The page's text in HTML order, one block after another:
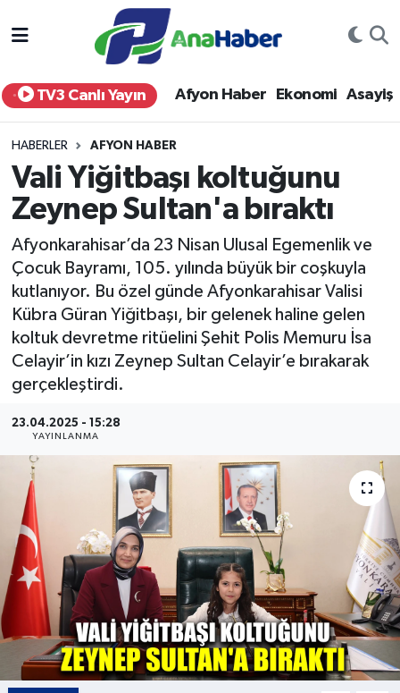
TV3 Canlı Yayın Afyon Haber Ekonomi Asayiş
HABERLER AFYON HABER
Vali Yiğitbaşı koltuğunu
Zeynep Sultan'a bıraktı
Afyonkarahisar’da 23 Nisan Ulusal Egemenlik ve
Çocuk Bayramı, 105. yılında büyük bir coşkuyla
kutlanıyor. Bu özel günde Afyonkarahisar Valisi
Kübra Güran Yiğitbaşı, bir gelenek haline gelen
koltuk devretme ritüelini Şehit Polis Memuru İsa
Celayir’in kızı Zeynep Sultan Celayir’e bırakarak
gerçekleştirdi.
23.04.2025 - 15:28
YAYINLANMA
Yurt Haber
Afyon Haber
Siyaset
Spor
Eğitim
Sağlık
Teknoloji
Kültür - Sanat
Afyonkarahisar Nöbetçi Eczaneler
Afyonkarahisar Hava Durumu
Afyonkarahisar Trafik Yoğunluk Haritası
Süper Lig Puan Durumu ve Fikstür
Tüm Manşetler
Son Dakika Haberleri
Haber Arşivi